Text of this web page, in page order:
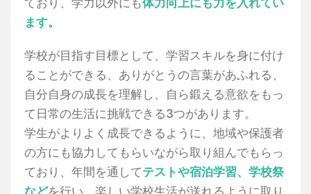
ており、学力以外にも体力向上にも力を入れてい
ます。
学校が目指す目標として、学習スキルを身に付け
ることができる、ありがとうの言葉があふれる、
自分自身の成長を理解し、自ら鍛える意欲をもっ
て日常の生活に挑戦できる3つがあります。
学生がよりよく成長できるように、地域や保護者
の方にも協力してもらいながら取り組んでもらっ
ており、年間を通してテストや宿泊学習、学校祭